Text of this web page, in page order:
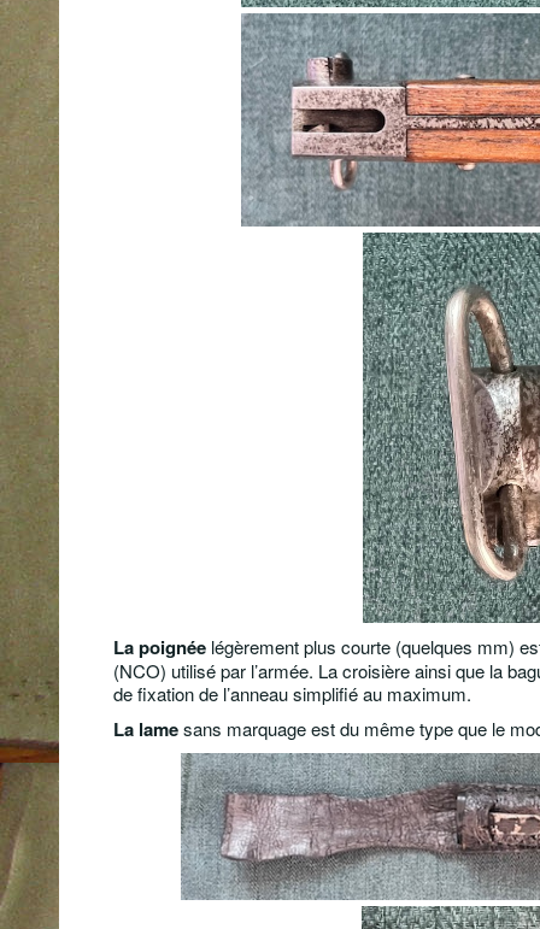
La poignée légèrement plus courte (quelques mm)
(NCO) utilisé par l’armée. La croisière ainsi que la
de fixation de l’anneau simplifié au maximum.
La lamesans marquage est du même type que le